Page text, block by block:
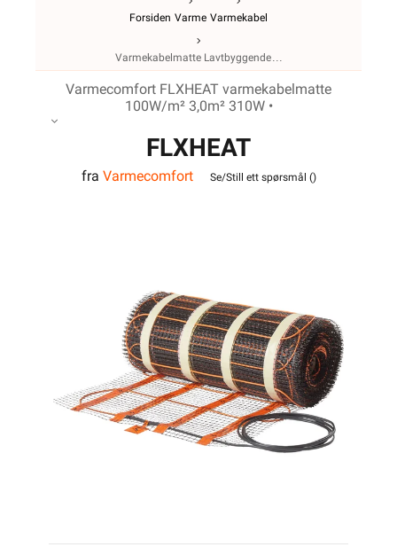
Forsiden Varme Varmekabel
Varmekabelmatte Lavtbyggende
Varmecomfort FLXHEAT varmekabelmatte
100W/m² 3,0m² 310W •
FLXHEAT
varmekabelmatte
fra Varmecomfort Se/Still ett spørsmål ()